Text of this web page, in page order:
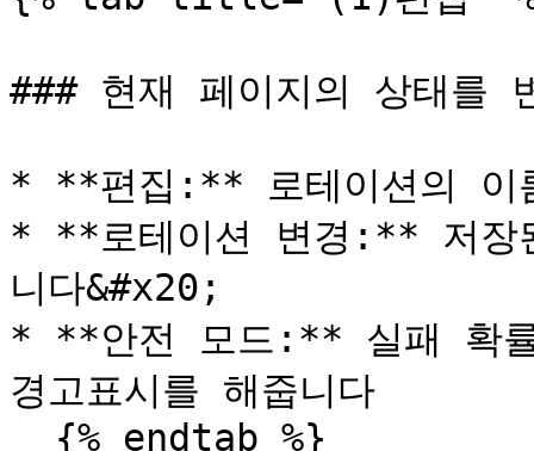
### 현재 페이지의 상태를
* **편집:** 로테이션의 이
* **로테이션 변경:** 저장
니다&#x20;
* **안전 모드:** 실패 확률
경고표시를 해줍니다